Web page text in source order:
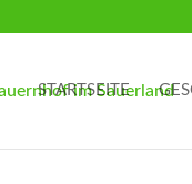
STARTSEITE